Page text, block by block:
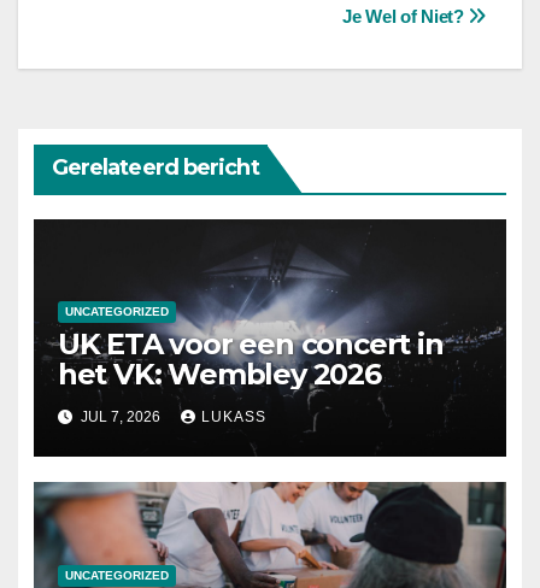
Je Wel of Niet?
Gerelateerd bericht
UNCATEGORIZED
UK ETA voor een concert in
het VK: Wembley 2026
JUL 7, 2026 LUKASS
UNCATEGORIZED